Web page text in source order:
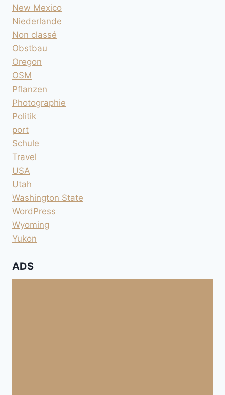
New Mexico
Niederlande
Non classé
Obstbau
Oregon
OSM
Pflanzen
Photographie
Politik
port
Schule
Travel
USA
Utah
Washington State
WordPress
Wyoming
Yukon
ADS